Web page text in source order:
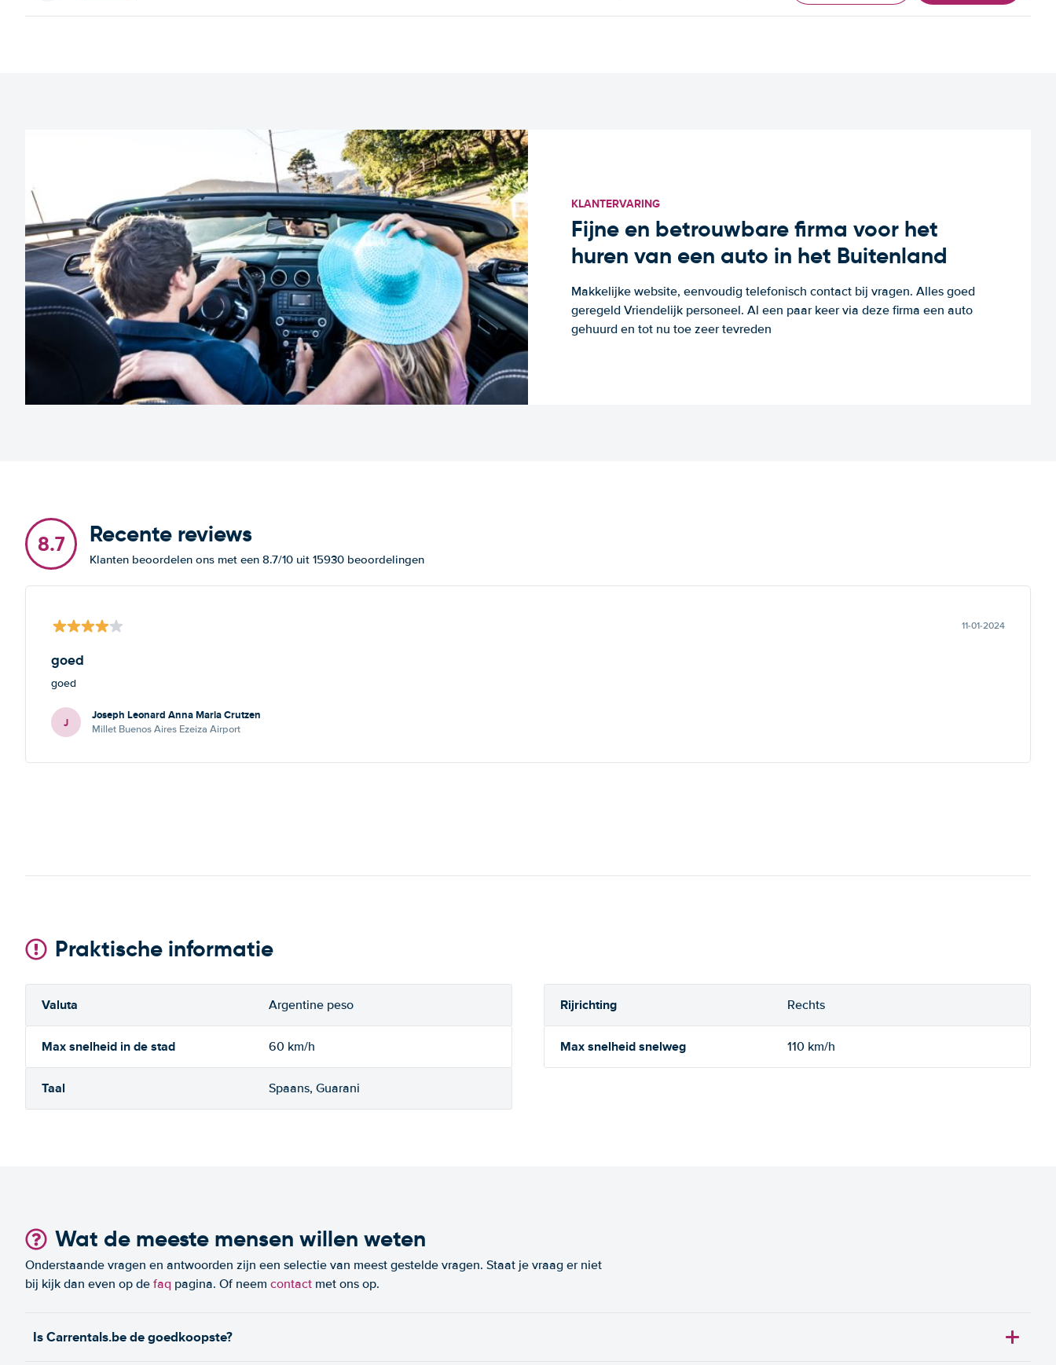
KLANTERVARING
Fijne en betrouwbare firma voor het
huren van een auto in het Buitenland
Makkelijke website, eenvoudig telefonisch contact bij vragen. Alles goed
geregeld Vriendelijk personeel. Al een paar keer via deze firma een auto
gehuurd en tot nu toe zeer tevreden
8.7 Recente reviews
Klanten beoordelen ons met een 8.7/10 uit 15930 beoordelingen
11-01-2024
goed
goed
J Joseph Leonard Anna Maria Crutzen
Millet Buenos Aires Ezeiza Airport
Praktische informatie
Valuta Argentine peso Rijrichting Rechts
Max snelheid in de stad 60 km/h Max snelheid snelweg 110 km/h
Taal Spaans, Guarani
Wat de meeste mensen willen weten
Onderstaande vragen en antwoorden zijn een selectie van meest gestelde vragen. Staat je vraag er niet
bij kijk dan even op de faq pagina. Of neem contact met ons op.
Is Carrentals.be de goedkoopste?